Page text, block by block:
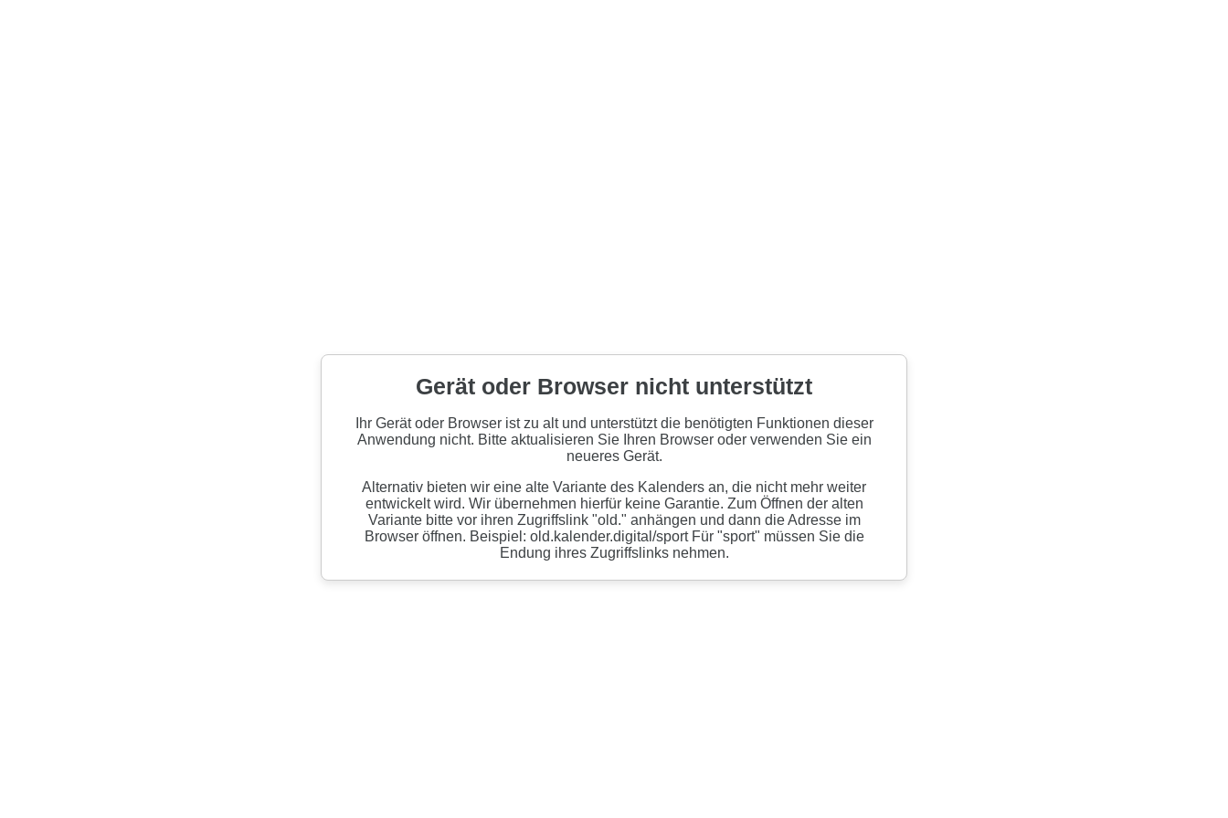
Gerät oder Browser nicht unterstützt
Ihr Gerät oder Browser ist zu alt und unterstützt die benötigten Funktionen dieser
Anwendung nicht. Bitte aktualisieren Sie Ihren Browser oder verwenden Sie ein
neueres Gerät.
Alternativ bieten wir eine alte Variante des Kalenders an, die nicht mehr weiter
entwickelt wird. Wir übernehmen hierfür keine Garantie. Zum Öffnen der alten
Variante bitte vor ihren Zugriffslink "old." anhängen und dann die Adresse im
Browser öffnen. Beispiel: old.kalender.digital/sport Für "sport" müssen Sie die
Endung ihres Zugriffslinks nehmen.